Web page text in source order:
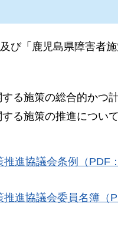
び「鹿児島県障害者
る施策の総合的かつ
る施策の推進につい
進協議会条例（PDF
進協議会委員名簿（